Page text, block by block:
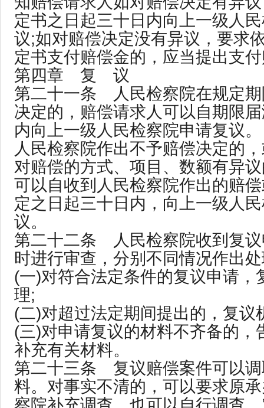
定书之日起三十日内向上一级人
议;如对赔偿决定没有异议，要求
定书支付赔偿金的，应当提出支
第四章 复 议
第二十一条 人民检察院在规定期
决定的，赔偿请求人可以自期限
内向上一级人民检察院申请复议。
人民检察院作出不予赔偿决定的
对赔偿的方式、项目、数额有异
可以自收到人民检察院作出的赔
定之日起三十日内，向上一级人
议。
第二十二条 人民检察院收到复议
时进行审查，分别不同情况作出
(一)对符合法定条件的复议申请，
理;
(二)对超过法定期间提出的，复议
(三)对申请复议的材料不齐备的，
补充有关材料。
第二十三条 复议赔偿案件可以调
料。对事实不清的，可以要求原